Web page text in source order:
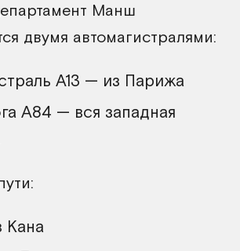
Манш
двумя автомагистралями:
A13 — из Парижа
A84 — вся западная
Кана